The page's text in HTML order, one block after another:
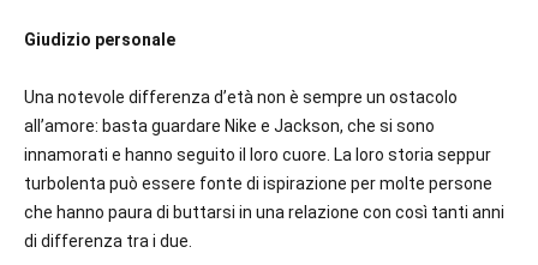
Giudizio personale
Una notevole differenza d’età non è sempre un ostacolo
all’amore: basta guardare Nike e Jackson, che si sono
innamorati e hanno seguito il loro cuore. La loro storia seppur
turbolenta può essere fonte di ispirazione per molte persone
che hanno paura di buttarsi in una relazione con così tanti anni
di differenza tra i due.